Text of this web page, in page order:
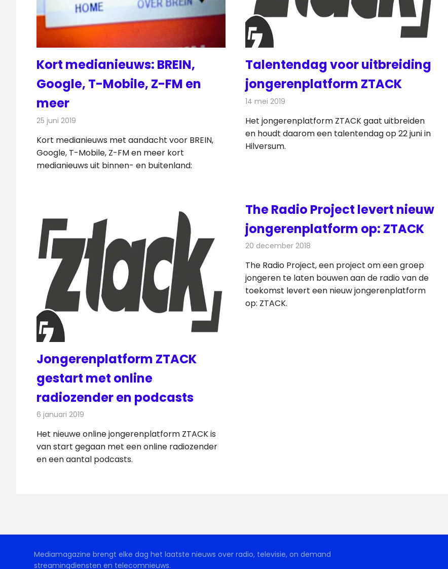
Kort medianieuws: BREIN,
Google, T-Mobile, Z-FM en
meer
25 juni 2019
Kort medianieuws met aandacht voor BREIN,
Google, T-Mobile, Z-FM en meer kort
medianieuws uit binnen- en buitenland:
Talentendag voor uitbreiding
jongerenplatform ZTACK
14 mei 2019
Het jongerenplatform ZTACK gaat uitbreiden
en houdt daarom een talentendag op 22 juni in
Hilversum.
Jongerenplatform ZTACK
gestart met online
radiozender en podcasts
6 januari 2019
Het nieuwe online jongerenplatform ZTACK is
van start gegaan met een online radiozender
en een aantal podcasts.
The Radio Project levert nieuw
jongerenplatform op: ZTACK
20 december 2018
The Radio Project, een project om een groep
jongeren te laten bouwen aan de radio van de
toekomst levert een nieuw jongerenplatform
op: ZTACK.
Mediamagazine brengt elke dag het laatste nieuws over radio, televisie, on demand
streamingdiensten en telecomnieuws.